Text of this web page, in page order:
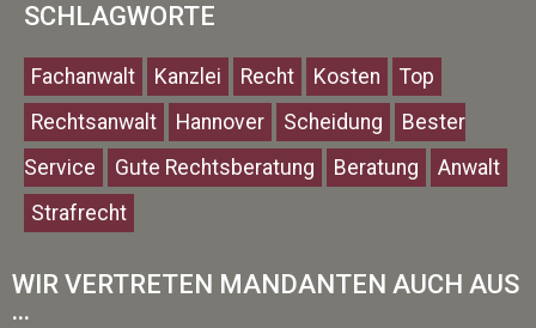
SCHLAGWORTE
Fachanwalt Kanzlei Recht Kosten
Top
Rechtsanwalt
Hannover Scheidung
Bester
Service
Gute Rechtsberatung Beratung
Anwalt
Strafrecht
WIR VERTRETEN MANDANTEN AUCH AUS
...